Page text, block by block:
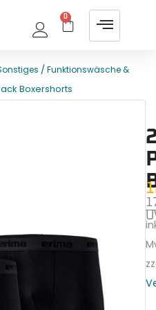
0
/Funktionswäsche &
Boxershorts